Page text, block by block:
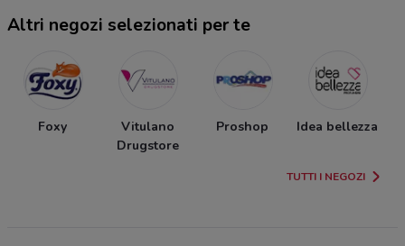
Altri negozi selezionati per te
Foxy
Vitulano
Drugstore
Proshop Idea bellezza
TUTTI I NEGOZI